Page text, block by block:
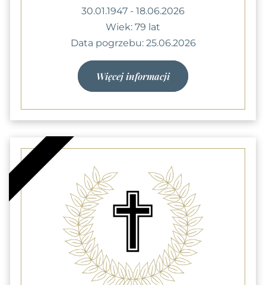
30.01.1947 - 18.06.2026
Wiek: 79 lat
Data pogrzebu: 25.06.2026
Więcej informacji